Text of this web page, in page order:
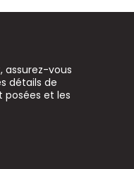
assurez-vous
détails de
posées et les